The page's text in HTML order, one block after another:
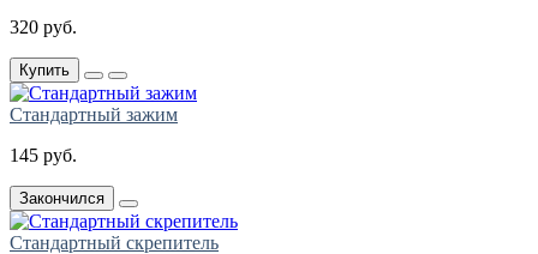
320 руб.
Купить
Стандартный зажим
145 руб.
Закончился
Стандартный скрепитель